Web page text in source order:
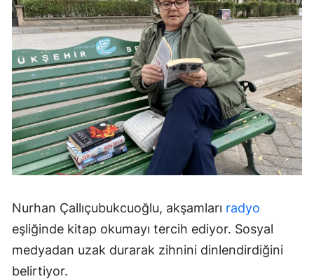
Nurhan Çallıçubukcuoğlu, akşamları radyo
eşliğinde kitap okumayı tercih ediyor. Sosyal
medyadan uzak durarak zihnini dinlendirdiğini
belirtiyor.